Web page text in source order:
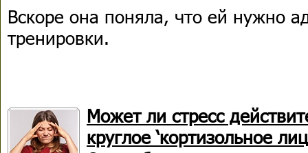
Вскоре она поняла, что ей нужно
тренировки.
Может ли стресс
круглое ‘кортизольное